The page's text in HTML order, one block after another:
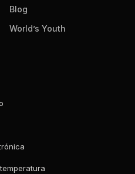
Blog
World’s Youth